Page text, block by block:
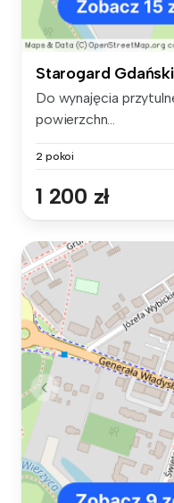
Starogard Gdański
Do wynajęcia
powierzchn...
2 pokoi
1 200 zł